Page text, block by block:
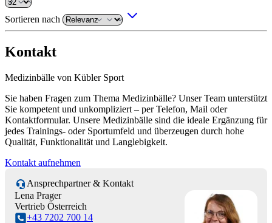
Sortieren nach
Kontakt
Medizinbälle von Kübler Sport
Sie haben Fragen zum Thema Medizinbälle? Unser Team unterstützt
Sie kompetent und unkompliziert – per Telefon, Mail oder
Kontaktformular. Unsere Medizinbälle sind die ideale Ergänzung für
jedes Trainings- oder Sportumfeld und überzeugen durch hohe
Qualität, Funktionalität und Langlebigkeit.
Kontakt aufnehmen
Ansprechpartner & Kontakt
Lena Prager
Vertrieb Österreich
+43 7202 700 14